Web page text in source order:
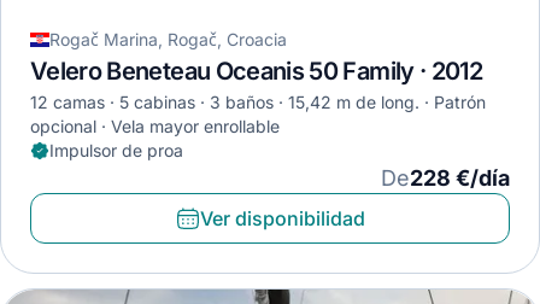
Rogač Marina, Rogač, Croacia
Velero Beneteau Oceanis 50 Family · 2012
12 camas 5 cabinas 3 baños 15,42 m de long.
Patrón
opcional
Vela mayor enrollable
Impulsor de proa
De228 €/día
Ver disponibilidad